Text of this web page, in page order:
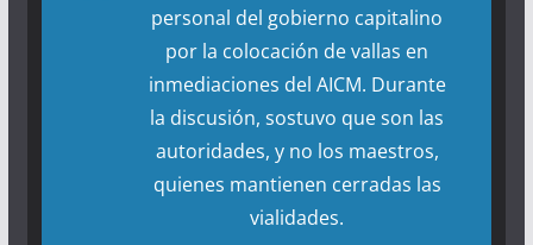
personal del gobierno capitalino
por la colocación de vallas en
inmediaciones del AICM. Durante
la discusión, sostuvo que son las
autoridades, y no los maestros,
quienes mantienen cerradas las
vialidades.